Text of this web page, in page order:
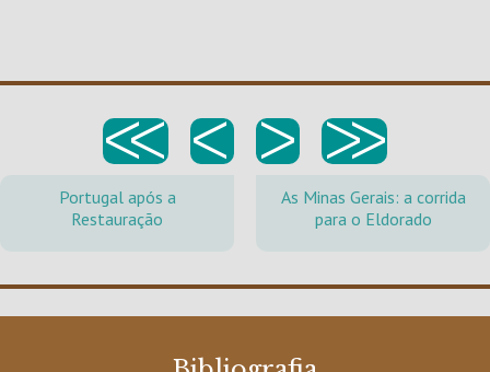
<< < > >>
Portugal após a
Restauração
As Minas Gerais: a corrida
para o Eldorado